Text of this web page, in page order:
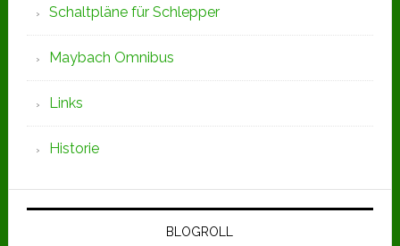
Schaltpläne für Schlepper
Maybach Omnibus
Links
Historie
BLOGROLL